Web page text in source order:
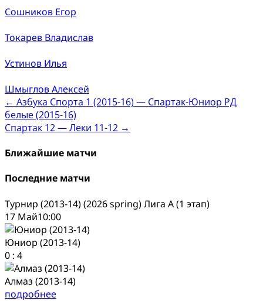
Сошников Егор
Токарев Владислав
Устинов Илья
Шмыглов Алексей
Post
navigation
← Азбука Спорта 1 (2015-16) — Спартак-Юниор РД
белые (2015-16)
Спартак 12 — Леки 11-12 →
Ближайшие матчи
Последние матчи
Турнир (2013-14) (2026 spring) Лига А (1 этап)
17 Май10:00
Юниор (2013-14)
0 : 4
Алмаз (2013-14)
подробнее